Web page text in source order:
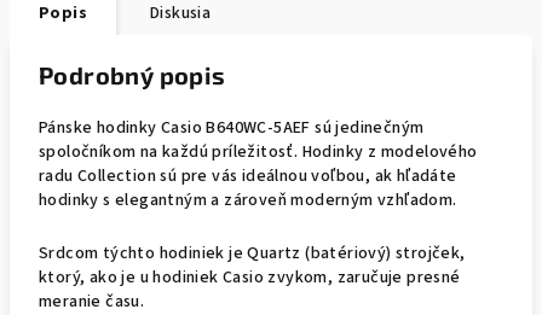
Popis Diskusia
Podrobný popis
Pánske hodinky Casio B640WC-5AEF sú jedinečným
spoločníkom na každú príležitosť. Hodinky z modelového
radu Collection sú pre vás ideálnou voľbou, ak hľadáte
hodinky s elegantným a zároveň moderným vzhľadom.
Srdcom týchto hodiniek je Quartz (batériový) strojček,
ktorý, ako je u hodiniek Casio zvykom, zaručuje presné
meranie času.